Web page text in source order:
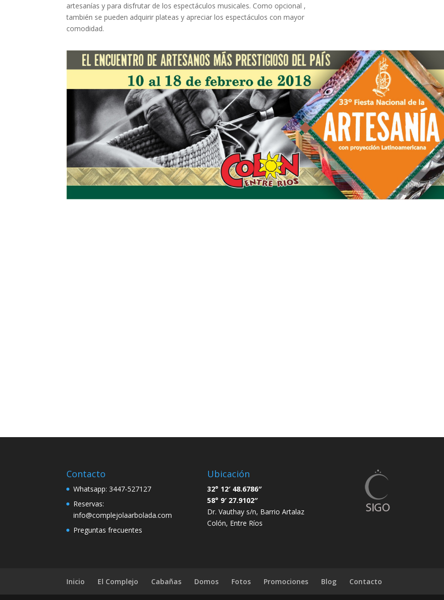
artesanías y para disfrutar de los espectáculos musicales. Como opcional ,
también se pueden adquirir plateas y apreciar los espectáculos con mayor
comodidad.
naturaleza en su maximo
esplendor. A minutos del
centro de ambas
ciudades y las
playas.Podes contemblar
el cantar de los pájaros e
incluso ver a las
calandrias comer las
migas...  La atención de
10!
que
Gracias
onda!!
Contacto
Whatsapp: 3447-527127
Reservas:
info@complejolaarbolada.com
Preguntas frecuentes
Ubicación
32° 12′ 48.6786″
58° 9′ 27.9102″
Dr. Vauthay s/n, Barrio Artalaz
Colón, Entre Ríos
Inicio El Complejo Cabañas Domos Fotos Promociones Blog Contacto